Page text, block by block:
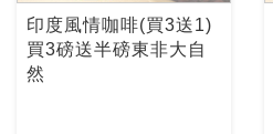
印度風情咖啡(買3送1)
買3磅送半磅東非大自
然